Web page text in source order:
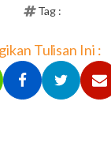
Tag :
Tulisan Ini :